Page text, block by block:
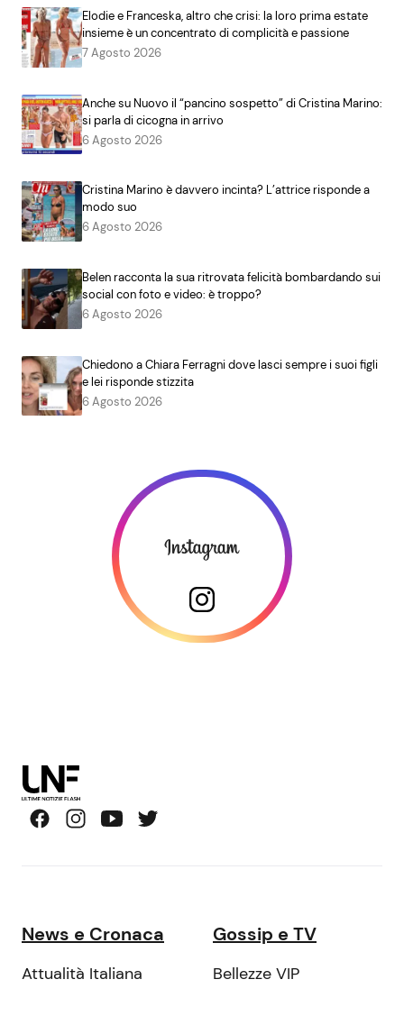
Elodie e Franceska, altro che crisi: la loro prima estate
insieme è un concentrato di complicità e passione
7 Agosto 2026
Anche su Nuovo il “pancino sospetto” di Cristina Marino:
si parla di cicogna in arrivo
6 Agosto 2026
Cristina Marino è davvero incinta? L’attrice risponde a
modo suo
6 Agosto 2026
Belen racconta la sua ritrovata felicità bombardando sui
social con foto e video: è troppo?
6 Agosto 2026
Chiedono a Chiara Ferragni dove lasci sempre i suoi figli
e lei risponde stizzita
6 Agosto 2026
News e Cronaca
Attualità Italiana
Gossip e TV
Bellezze VIP